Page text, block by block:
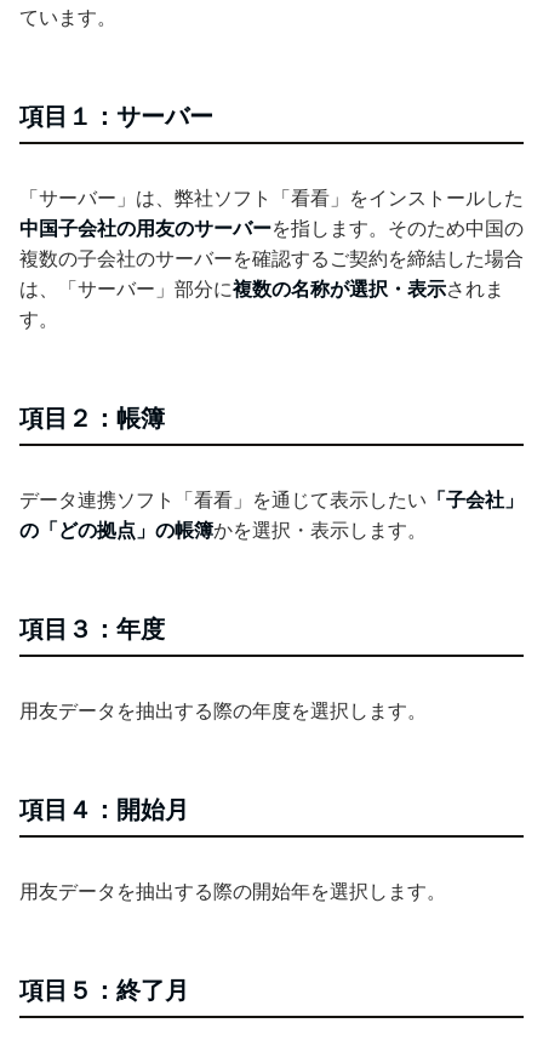
ています。
項目１：サーバー
「サーバー」は、弊社ソフト「看看」をインストールした
中国子会社の用友のサーバーを指します。そのため中国の
複数の子会社のサーバーを確認するご契約を締結した場合
は、「サーバー」部分に複数の名称が選択・表示されま
す。
項目２：帳簿
データ連携ソフト「看看」を通じて表示したい 「子会社」
の「どの拠点」の帳簿かを選択・表示します。
項目３：年度
用友データを抽出する際の年度を選択します。
項目４：開始月
用友データを抽出する際の開始年を選択します。
項目５：終了月